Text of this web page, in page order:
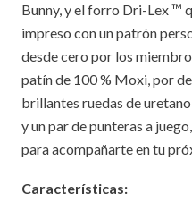
Bunny, y el forro Dri-Lex ™
impreso con un patrón
desde cero por los
patín de 100 % Moxi, por
brillantes ruedas de
y un par de punteras a
para acompañarte en tu
Características: